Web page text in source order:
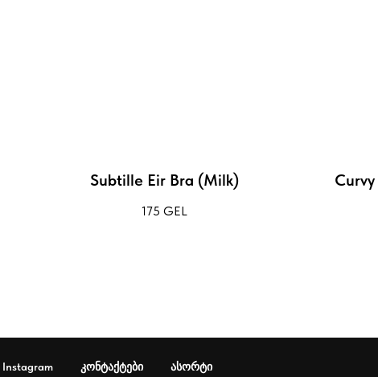
Subtille Eir Bra (Milk)
175 GEL
Instagram კონტაქტები ასორტი